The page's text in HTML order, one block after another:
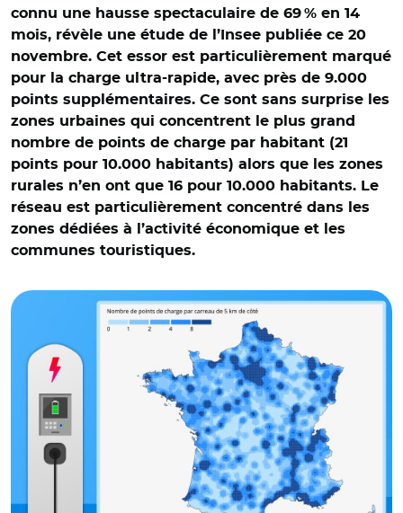
connu une hausse spectaculaire de 69 % en 14
mois, révèle une étude de l’Insee publiée ce 20
novembre. Cet essor est particulièrement marqué
pour la charge ultra-rapide, avec près de 9.000
points supplémentaires. Ce sont sans surprise les
zones urbaines qui concentrent le plus grand
nombre de points de charge par habitant (21
points pour 10.000 habitants) alors que les zones
rurales n’en ont que 16 pour 10.000 habitants. Le
réseau est particulièrement concentré dans les
zones dédiées à l’activité économique et les
communes touristiques.
© Insee et Adobe stock. Source : Répertoire national des
Infrastructures de recharge pour véhicules électriques,